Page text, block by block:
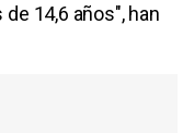
14,6 años", han